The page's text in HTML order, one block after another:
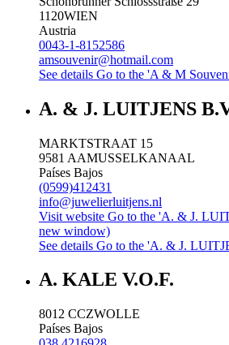
1120WIEN
Austria
0043-1-8152586
amsouvenir@hotmail.com
See details Go to the 'A & M
A. & J. LUITJENS
MARKTSTRAAT 15
9581 AAMUSSELKANAAL
Países Bajos
(0599)412431
info@juwelierluitjens.nl
Visit website Go to the 'A. & J.
new window)
See details Go to the 'A. & J.
A. KALE V.O.F.
8012 CCZWOLLE
Países Bajos